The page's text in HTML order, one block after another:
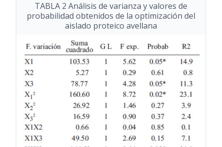
TABLA 2 Análisis de varianza y valores de
probabilidad obtenidos de la optimización del
aislado proteico avellana